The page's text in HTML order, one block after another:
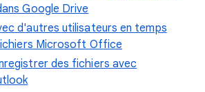
Google Drive
d'autres utilisateurs en temps
Microsoft Office
des fichiers avec